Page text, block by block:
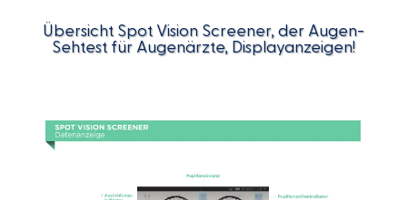
Übersicht Spot Vision Screener, der Augen-
Sehtest für Augenärzte, Displayanzeigen!